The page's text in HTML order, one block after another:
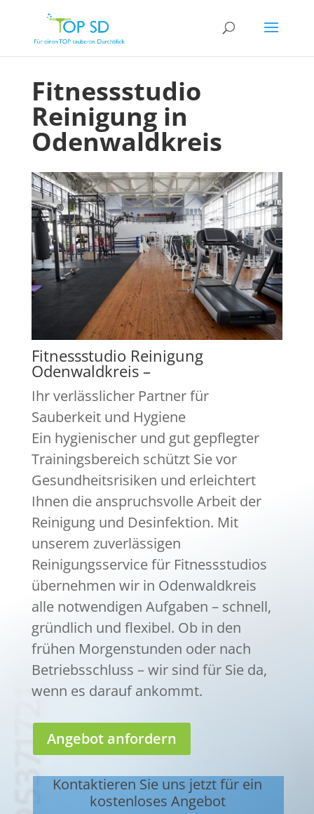
Fitnessstudio
Reinigung in
Odenwaldkreis
Fitnessstudio Reinigung
Odenwaldkreis –
Ihr verlässlicher Partner für
Sauberkeit und Hygiene
Ein hygienischer und gut gepflegter
Trainingsbereich schützt Sie vor
Gesundheitsrisiken und erleichtert
Ihnen die anspruchsvolle Arbeit der
Reinigung und Desinfektion. Mit
unserem zuverlässigen
Reinigungsservice für Fitnessstudios
übernehmen wir in Odenwaldkreis
alle notwendigen Aufgaben – schnell,
gründlich und flexibel. Ob in den
frühen Morgenstunden oder nach
Betriebsschluss – wir sind für Sie da,
wenn es darauf ankommt.
Angebot anfordern
Kontaktieren Sie uns jetzt für ein
kostenloses Angebot